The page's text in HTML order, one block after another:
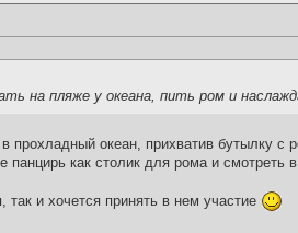
на пляже у океана, пить ром и
прохладный океан, прихватив бутылку с
панцирь как столик для рома и смотреть
так и хочется принять в нем участие